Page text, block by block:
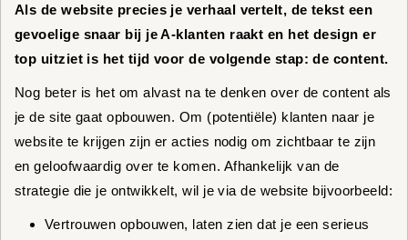
Als de website precies je verhaal vertelt, de tekst een
gevoelige snaar bij je A-klanten raakt en het design er
top uitziet is het tijd voor de volgende stap: de content.
Nog beter is het om alvast na te denken over de content als
je de site gaat opbouwen. Om (potentiële) klanten naar je
website te krijgen zijn er acties nodig om zichtbaar te zijn
en geloofwaardig over te komen. Afhankelijk van de
strategie die je ontwikkelt, wil je via de website bijvoorbeeld:
Vertrouwen opbouwen, laten zien dat je een serieus